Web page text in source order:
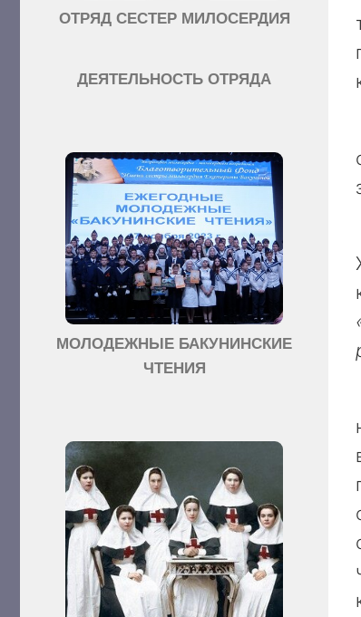
ОТРЯД СЕСТЕР МИЛОСЕРДИЯ
ДЕЯТЕЛЬНОСТЬ ОТРЯДА
МОЛОДЕЖНЫЕ БАКУНИНСКИЕ
ЧТЕНИЯ